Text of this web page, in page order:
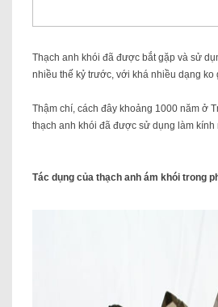
Thạch anh khói đã được bắt gặp và sử
nhiều thế kỷ trước, với khá nhiều dạng ko
Thậm chí, cách đây khoảng 1000 năm ở
thạch anh khói đã được sử dụng làm kính
Tác dụng của thạch anh ám khói trong